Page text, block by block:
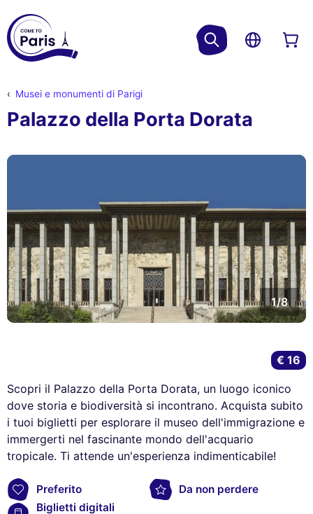
Musei e monumenti di Parigi
Palazzo della Porta Dorata
1/8
Scopri il Palazzo della Porta Dorata, un luogo iconico
dove storia e biodiversità si incontrano. Acquista subito
i tuoi biglietti per esplorare il museo dell'immigrazione e
immergerti nel fascinante mondo dell'acquario
tropicale. Ti attende un'esperienza indimenticabile!
Preferito
Da non perdere
Biglietti digitali
€ 16